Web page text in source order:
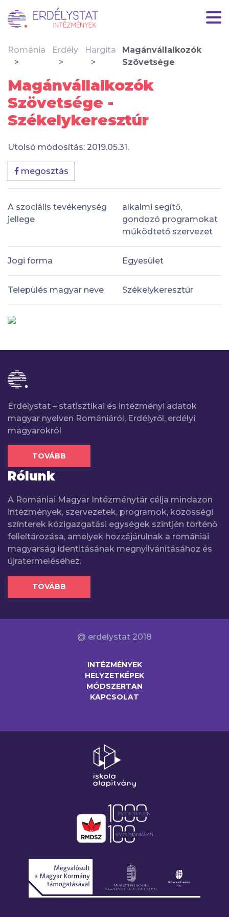
Románia Erdély Hargita
Magánvállalkozók
Szövetsége
Magánvállalkozók
Szövetsége -
Székelykeresztúr
Utolsó módosítás: 2019.05.31.
megosztás
A szociális tevékenység
jellege
alkalmi segítő,
gondozó programokat
működtető szervezet
Jogi forma Egyesület
Település magyar neve Székelykeresztúr
Erdélystat – statisztikai és intézményi adatok
magyar nyelven Romániáról, Erdélyről, erdélyi
magyarokról
TOVÁBB
Rólunk
A Romániai Magyar Intézménytár célja mindazon
intézmények, szervezetek, programok, közösségi
színterek közigazgatási egységek szintjén történő
felleltározása, amelyek hozzájárulnak a romániai
magyarság identitásának megnyilvánításához és
újratermeléséhez.
TOVÁBB
@ erdelystat 2018
INTÉZMÉNYEK
HELYZETKÉPEK
MÓDSZERTAN
KAPCSOLAT